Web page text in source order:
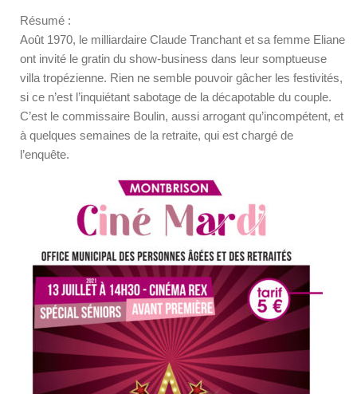
Résumé :
Août 1970, le milliardaire Claude Tranchant et sa femme Eliane
ont invité le gratin du show-business dans leur somptueuse
villa tropézienne. Rien ne semble pouvoir gâcher les festivités,
si ce n’est l’inquiétant sabotage de la décapotable du couple.
C’est le commissaire Boulin, aussi arrogant qu’incompétent, et
à quelques semaines de la retraite, qui est chargé de
l’enquête.